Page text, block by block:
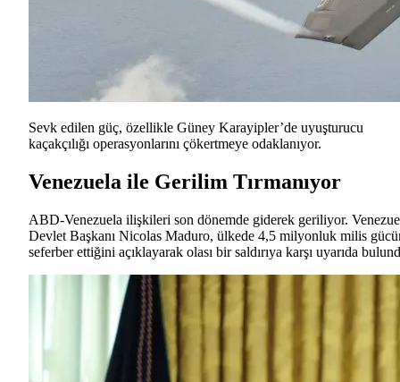
Sevk edilen güç, özellikle Güney Karayipler’de uyuşturucu
kaçakçılığı operasyonlarını çökertmeye odaklanıyor.
Venezuela ile Gerilim Tırmanıyor
ABD-Venezuela ilişkileri son dönemde giderek geriliyor.
Devlet Başkanı Nicolas Maduro, ülkede 4,5 milyonluk milis
seferber ettiğini açıklayarak olası bir saldırıya karşı uyarıda